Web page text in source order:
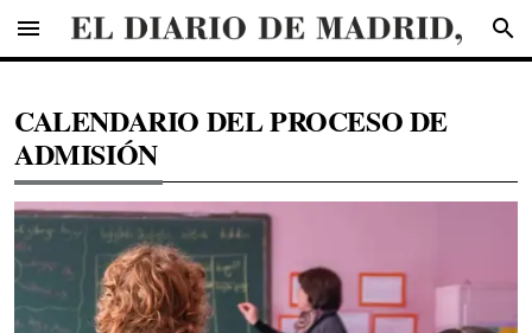
menu search
CALENDARIO DEL PROCESO DE
ADMISIÓN